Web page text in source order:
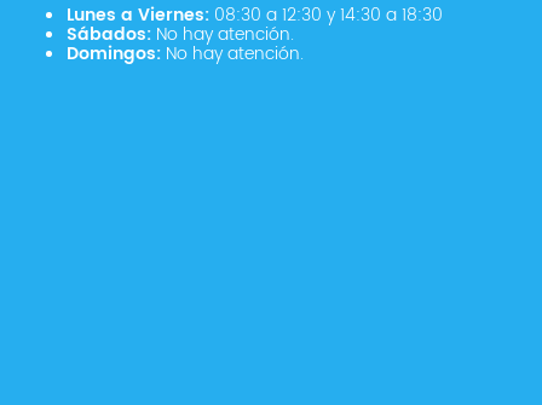
Lunes a Viernes: 08:30 a 12:30 y 14:30 a 18:30
Sábados: No hay atención.
Domingos: No hay atención.